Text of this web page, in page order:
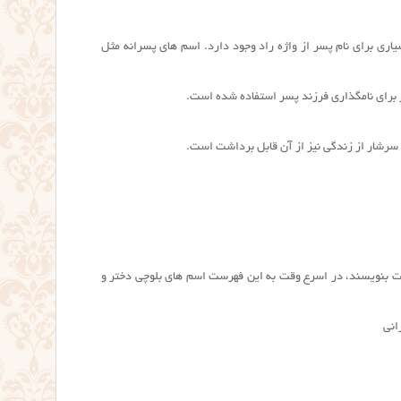
برای نام پسر از واژه راد وجود دارد. اسم های پسرانه مثل
برای نامگذاری فرزند پسر استفاده شده است.
از زندگی نیز از آن قابل برداشت است.
بنویسند، در اسرع وقت به این فهرست اسم های بلوچی دختر و